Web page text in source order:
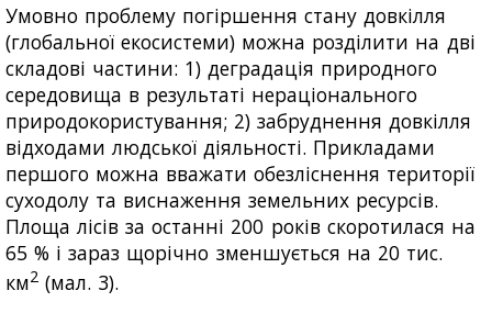
Умовно проблему погіршення стану довкілля
(глобальної екосистеми) можна розділити на дві
складові частини: 1) деградація природного
середовища в результаті нераціонального
природокористування; 2) забруднення довкілля
відходами людської діяльності. Прикладами
першого можна вважати обезліснення території
суходолу та виснаження земельних ресурсів.
Площа лісів за останні 200 років скоротилася на
65 % і зараз щорічно зменшується на 20 тис.
км2 (мал. 3).